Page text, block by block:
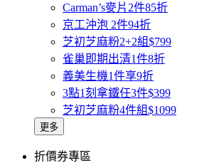
Carman’s麥片2件85折
京工沖泡 2件94折
芝初芝麻粉2+2組$799
雀巢即期出清1件8折
義美生機1件享9折
3點1刻拿鐵任3件$399
芝初芝麻粉4件組$1099
更多
折價券專區